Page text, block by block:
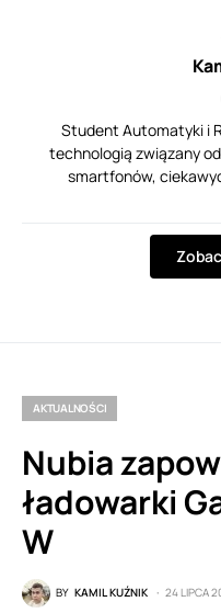
Student Automatyki i
technologią związany
smartfonów,
AKTUALNOŚCI
Nubia
ładowarki
W
BY KAMIL KUŹNIK 24 LIPCA